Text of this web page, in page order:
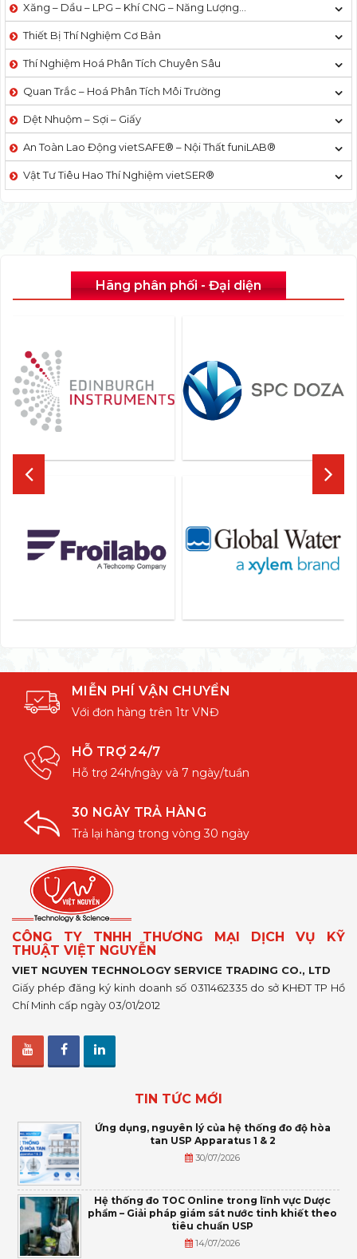
Xăng – Dầu – LPG – Khí CNG – Năng Lượng…
Thiết Bị Thí Nghiệm Cơ Bản
Thí Nghiệm Hoá Phân Tích Chuyên Sâu
Quan Trắc – Hoá Phân Tích Môi Trường
Dệt Nhuộm – Sợi – Giấy
An Toàn Lao Động vietSAFE® – Nội Thất funiLAB®
Vật Tư Tiêu Hao Thí Nghiệm vietSER®
Hãng phân phối - Đại diện
MIỄN PHÍ VẬN CHUYỂN
Với đơn hàng trên 1tr VNĐ
HỖ TRỢ 24/7
Hỗ trợ 24h/ngày và 7 ngày/tuần
30 NGÀY TRẢ HÀNG
Trả lại hàng trong vòng 30 ngày
CÔNG TY TNHH THƯƠNG MẠI DỊCH VỤ KỸ
THUẬT VIỆT NGUYỄN
VIET NGUYEN TECHNOLOGY SERVICE TRADING CO., LTD
Giấy phép đăng ký kinh doanh số 0311462335 do sở KHĐT TP Hồ
Chí Minh cấp ngày 03/01/2012
TIN TỨC MỚI
Ứng dụng, nguyên lý của hệ thống đo độ hòa
tan USP Apparatus 1 & 2
30/07/2026
Hệ thống đo TOC Online trong lĩnh vực Dược
phẩm – Giải pháp giám sát nước tinh khiết theo
tiêu chuẩn USP
14/07/2026